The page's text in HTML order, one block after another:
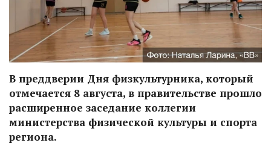
В преддверии Дня физкультурника, который
отмечается 8 августа, в правительстве прошло
расширенное заседание коллегии
министерства физической культуры и спорта
региона.